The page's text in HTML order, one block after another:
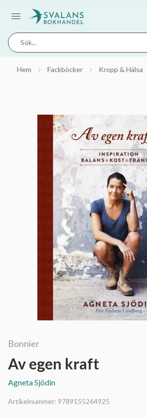
Hem Fackböcker Kropp & Hälsa
Bonnier
Av egen kraft
Agneta Sjödin
Artikelnummer: 9789155264925